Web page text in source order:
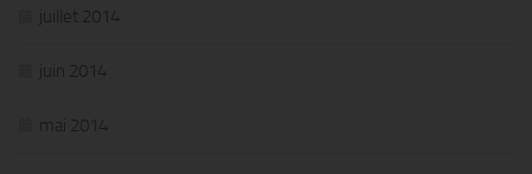
juillet 2014
juin 2014
mai 2014